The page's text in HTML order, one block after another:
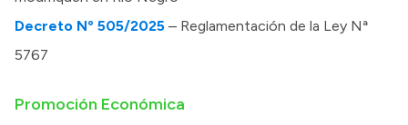
Boletín Oficial
Compras y licitaciones
Decreto Nº 505/2025 – Reglamentación de la Ley Nª
5767
Promoción Económica